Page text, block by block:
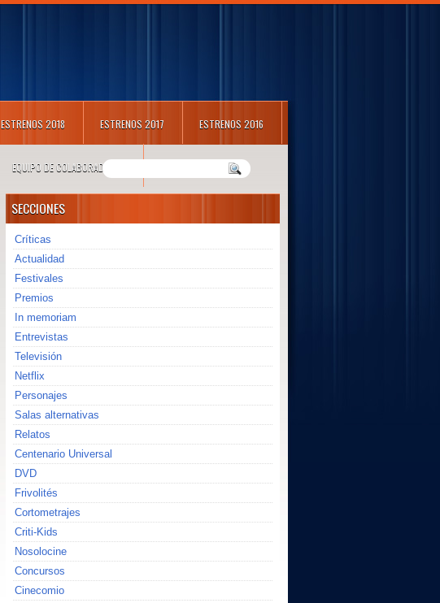
ESTRENOS 2018 ESTRENOS 2017 ESTRENOS 2016
EQUIPO DE COLABORADORES
SECCIONES
Críticas
Actualidad
Festivales
Premios
In memoriam
Entrevistas
Televisión
Netflix
Personajes
Salas alternativas
Relatos
Centenario Universal
DVD
Frivolités
Cortometrajes
Criti-Kids
Nosolocine
Concursos
Cinecomio